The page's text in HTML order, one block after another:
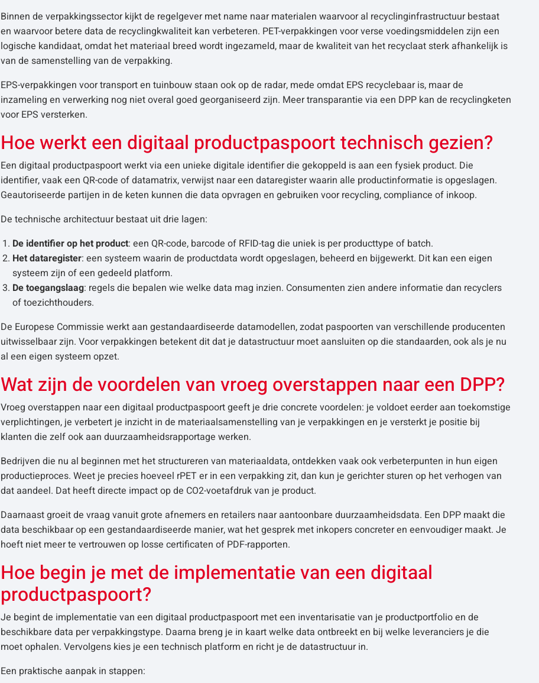
Binnen de verpakkingssector kijkt de regelgever met name naar materialen waarvoor al recyclinginfrastructuur bestaat
en waarvoor betere data de recyclingkwaliteit kan verbeteren. PET-verpakkingen voor verse voedingsmiddelen zijn een
logische kandidaat, omdat het materiaal breed wordt ingezameld, maar de kwaliteit van het recyclaat sterk afhankelijk is
van de samenstelling van de verpakking.
EPS-verpakkingen voor transport en tuinbouw staan ook op de radar, mede omdat EPS recyclebaar is, maar de
inzameling en verwerking nog niet overal goed georganiseerd zijn. Meer transparantie via een DPP kan de recyclingketen
voor EPS versterken.
Hoe werkt een digitaal productpaspoort technisch gezien?
Een digitaal productpaspoort werkt via een unieke digitale identifier die gekoppeld is aan een fysiek product. Die
identifier, vaak een QR-code of datamatrix, verwijst naar een dataregister waarin alle productinformatie is opgeslagen.
Geautoriseerde partijen in de keten kunnen die data opvragen en gebruiken voor recycling, compliance of inkoop.
De technische architectuur bestaat uit drie lagen:
De identifier op het product: een QR-code, barcode of RFID-tag die uniek is per producttype of batch.
Het dataregister: een systeem waarin de productdata wordt opgeslagen, beheerd en bijgewerkt. Dit kan een eigen
systeem zijn of een gedeeld platform.
De toegangslaag: regels die bepalen wie welke data mag inzien. Consumenten zien andere informatie dan recyclers
of toezichthouders.
De Europese Commissie werkt aan gestandaardiseerde datamodellen, zodat paspoorten van verschillende producenten
uitwisselbaar zijn. Voor verpakkingen betekent dit dat je datastructuur moet aansluiten op die standaarden, ook als je nu
al een eigen systeem opzet.
Wat zijn de voordelen van vroeg overstappen naar een DPP?
Vroeg overstappen naar een digitaal productpaspoort geeft je drie concrete voordelen: je voldoet eerder aan toekomstige
verplichtingen, je verbetert je inzicht in de materiaalsamenstelling van je verpakkingen en je versterkt je positie bij
klanten die zelf ook aan duurzaamheidsrapportage werken.
Bedrijven die nu al beginnen met het structureren van materiaaldata, ontdekken vaak ook verbeterpunten in hun eigen
productieproces. Weet je precies hoeveel rPET er in een verpakking zit, dan kun je gerichter sturen op het verhogen van
dat aandeel. Dat heeft directe impact op de CO2-voetafdruk van je product.
Daarnaast groeit de vraag vanuit grote afnemers en retailers naar aantoonbare duurzaamheidsdata. Een DPP maakt die
data beschikbaar op een gestandaardiseerde manier, wat het gesprek met inkopers concreter en eenvoudiger maakt. Je
hoeft niet meer te vertrouwen op losse certificaten of PDF-rapporten.
Hoe begin je met de implementatie van een digitaal
productpaspoort?
Je begint de implementatie van een digitaal productpaspoort met een inventarisatie van je productportfolio en de
beschikbare data per verpakkingstype. Daarna breng je in kaart welke data ontbreekt en bij welke leveranciers je die
moet ophalen. Vervolgens kies je een technisch platform en richt je de datastructuur in.
Een praktische aanpak in stappen: